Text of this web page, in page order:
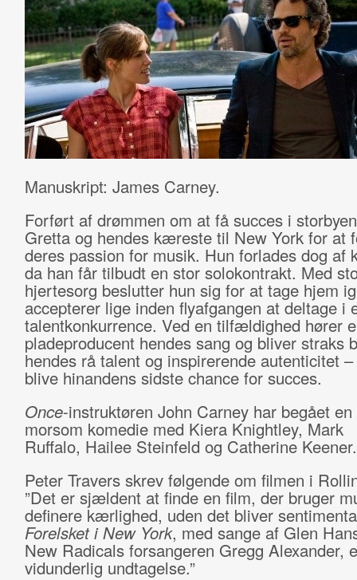
Manuskript: James Carney.
Forført af drømmen om at få succes i
Gretta og hendes kæreste til New York for at
deres passion for musik. Hun forlades dog af
da han får tilbudt en stor solokontrakt. Med
hjertesorg beslutter hun sig for at tage hjem
accepterer lige inden flyafgangen at deltage i
talentkonkurrence. Ved en tilfældighed hører
pladeproducent hendes sang og bliver straks
hendes rå talent og inspirerende autenticitet
blive hinandens sidste chance for succes.
Once-instruktøren John Carney har begået
morsom komedie med Kiera Knightley, Mark
Ruffalo, Hailee Steinfeld og Catherine Keener.
Peter Travers skrev følgende om filmen i
”Det er sjældent at finde en film, der bruger
definere kærlighed, uden det bliver
Forelsket i New York, med sange af Glen
New Radicals forsangeren Gregg Alexander,
vidunderlig undtagelse.”